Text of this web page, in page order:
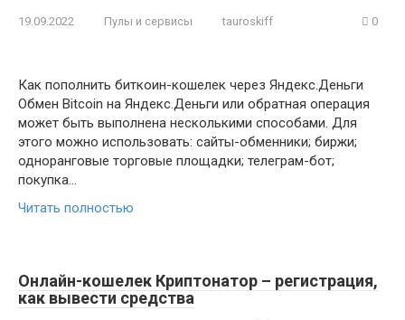
19.09.2022 Пулы и сервисы tauroskiff 0
Как пополнить биткоин-кошелек через Яндекс.Деньги
Обмен Bitcoin на Яндекс.Деньги или обратная операция
может быть выполнена несколькими способами. Для
этого можно использовать: сайты-обменники; биржи;
одноранговые торговые площадки; телеграм-бот;
покупка…
Читать полностью
Онлайн-кошелек Криптонатор – регистрация,
как вывести средства